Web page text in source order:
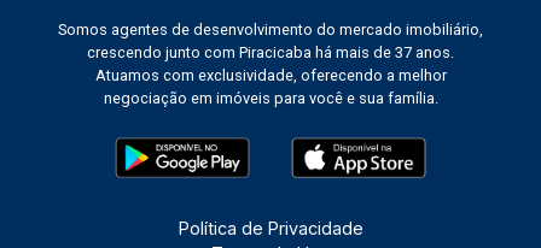
Somos agentes de desenvolvimento do mercado imobiliário,
crescendo junto com Piracicaba há mais de 37 anos.
Atuamos com exclusividade, oferecendo a melhor
negociação em imóveis para você e sua família.
Política de Privacidade